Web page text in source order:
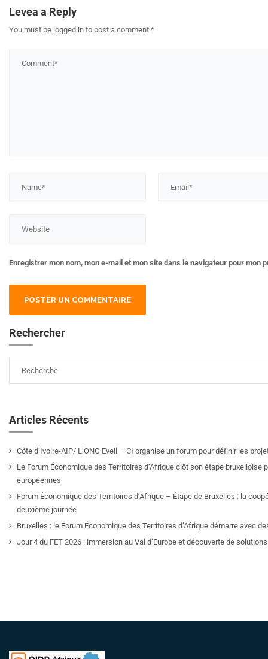
Levea a Reply
You must be logged in to post a comment.*
Enregistrer mon nom, mon e-mail et mon site dans le navigateur pour mon
Rechercher
Articles Récents
Côte d’Ivoire-AIP/ L’ONG Eveil – CI organise un forum pour définir les
Le Forum Économique des Territoires d’Afrique clôt son étape
européennes
Forum Économique des Territoires d’Afrique – Étape de Bruxelles : la
deuxième journée
Bruxelles : le Forum Économique des Territoires d’Afrique démarre avec
Jour 4 du FET 2026 : immersion au Val d’Europe et découverte de